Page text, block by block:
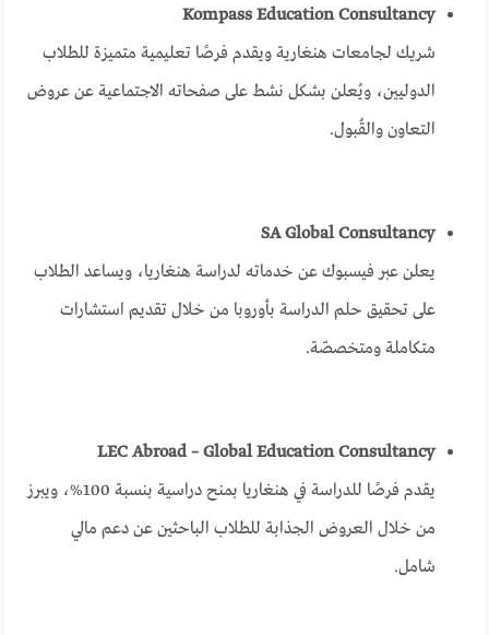
Kompass Education Consultancy
شريك لجامعات هنغارية ويقدم فرصًا تعليمية متميزة للطلاب
الدوليين، ويُعلن بشكل نشط على صفحاته الاجتماعية عن عروض
التعاون والقُبول.
SA Global Consultancy
يعلن عبر فيسبوك عن خدماته لدراسة هنغاريا، ويساعد الطلاب
على تحقيق حلم الدراسة بأوروبا من خلال تقديم استشارات
متكاملة ومتخصصّة.
LEC Abroad – Global Education Consultancy
يقدم فرصًا للدراسة في هنغاريا بمنح دراسية بنسبة 100%، ويبرز
من خلال العروض الجذابة للطلاب الباحثين عن دعم مالي
شامل.